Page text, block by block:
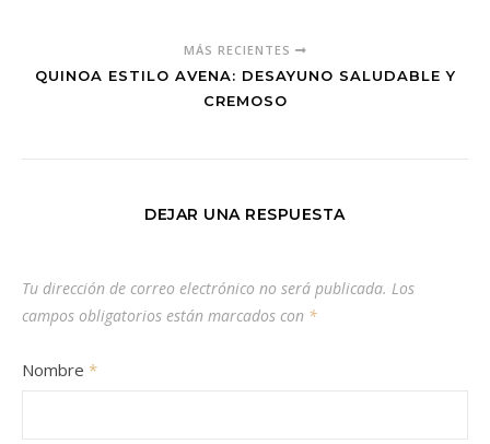
MÁS RECIENTES
QUINOA ESTILO AVENA: DESAYUNO SALUDABLE Y
CREMOSO
DEJAR UNA RESPUESTA
Tu dirección de correo electrónico no será publicada. Los
campos obligatorios están marcados con *
Nombre *